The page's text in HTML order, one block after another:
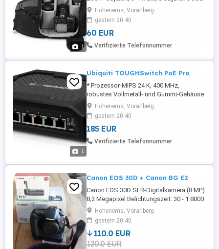
1
Blitz, Zubehör, kompaktes Stativ. Für
schnellen Zugriff enfach die Tasche über
die Seite nach vorne ziehen **Inhalt des
Rucksackes NICHT inklusive**
Hohenems, Vorarlberg
gestern 20:40
60 EUR
Verifizierte Telefonnummer
1
Ubiquiti TOUGHSwitch PoE Pro
* Prozessor-MIPS 24 K, 400 MHz,
robustes Vollmetall- und Gummi-Gehäuse
| * Erweiterte Funktionen: Port-
Überwachung, Virtual Local Area Network
(VLAN) Konfiguration, Spanning Tree
Protocol (STP) Rapid Spanning Tree
Protocol (RSTP), Jumbo-Frame-
Hohenems, Vorarlberg
gestern 20:40
185 EUR
Verifizierte Telefonnummer
Canon EOS 30D + Canon BG E2
Canon EOS 30D SLR-Digitalkamera (8 MP)
8,2 Megapixel Belichtungszeit: 30 - 1 8000
s Bildschirmdiagonale: 2,5 Zoll Auto (100
200 400), ISO 100-1600 in 1 3-Stufen,
Absolut Neuwertig, 3 Akkus, Batteriegriff
Hohenems, Vorarlberg
gestern 20:40
110.0 EUR
120.0 EUR